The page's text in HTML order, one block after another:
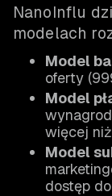
NanoInflu
modelach
Model
oferty
Model
więcej
Model
dostęp